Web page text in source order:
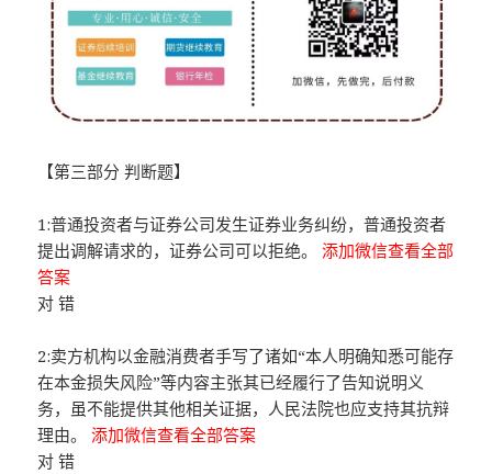
【第三部分 判断题】
1:普通投资者与证券公司发生证券业务纠纷，普通投资者
提出调解请求的，证券公司可以拒绝。添加微信查看全部
答案
对 错
2:卖方机构以金融消费者手写了诸如“本人明确知悉可能存
在本金损失风险”等内容主张其已经履行了告知说明义
务，虽不能提供其他相关证据，人民法院也应支持其抗辩
理由。添加微信查看全部答案
对 错